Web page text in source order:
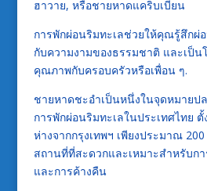
ฮาวาย, หรือชายหาดแคริบเบียน
การพักผ่อนริมทะเลช่วยให้คุณรู้สึกผ่
กับความงามของธรรมชาติ และเป็น
คุณภาพกับครอบครัวหรือเพื่อน ๆ.
ชายหาดชะอำเป็นหนึ่งในจุดหมายป
การพักผ่อนริมทะเลในประเทศไทย
ห่างจากกรุงเทพฯ เพียงประมาณ
สถานที่ที่สะดวกและเหมาะสำหรับก
และการค้างคืน